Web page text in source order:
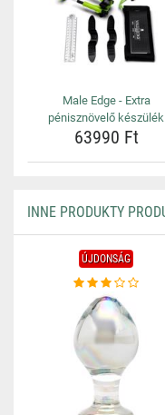
Male Edge - Extra
pénisznövelő készülék
63990 Ft
INNE PRODUKTY
ÚJDONSÁG